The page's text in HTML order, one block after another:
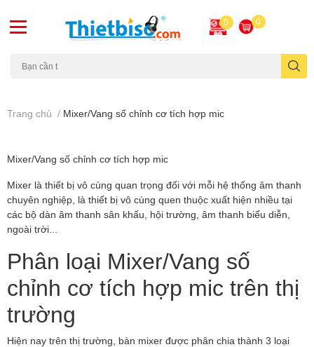
0 0
Trang chủ / Mixer/Vang số chỉnh cơ tích hợp mic
Mixer/Vang số chỉnh cơ tích hợp mic
Mixer là thiết bị vô cùng quan trọng đối với mỗi hệ thống âm thanh
chuyên nghiệp, là thiết bị vô cùng quen thuộc xuất hiện nhiều tại
các bộ dàn âm thanh sân khấu, hội trường, âm thanh biểu diễn,
ngoài trời...
Phân loại Mixer/Vang số
chỉnh cơ tích hợp mic trên thị
trường
Hiện nay trên thị trường, bàn mixer được phân chia thành 3 loại